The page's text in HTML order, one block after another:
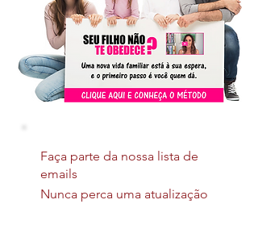
Faça parte da nossa lista de
emails
Nunca perca uma atualização